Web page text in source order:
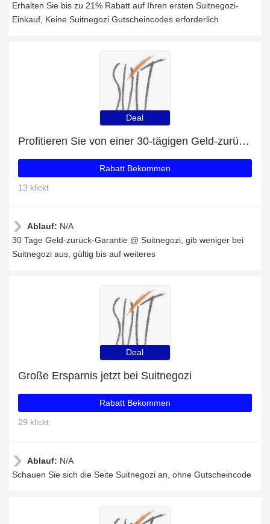
Erhalten Sie bis zu 21% Rabatt auf Ihren ersten Suitnegozi-
Einkauf, Keine Suitnegozi Gutscheincodes erforderlich
Deal
Profitieren Sie von einer 30-tägigen Geld-zurück-Garantie
Rabatt Bekommen
13 klickt
Ablauf: N/A
30 Tage Geld-zurück-Garantie @ Suitnegozi, gib weniger bei
Suitnegozi aus, gültig bis auf weiteres
Deal
Große Ersparnis jetzt bei Suitnegozi
Rabatt Bekommen
29 klickt
Ablauf: N/A
Schauen Sie sich die Seite Suitnegozi an, ohne Gutscheincode